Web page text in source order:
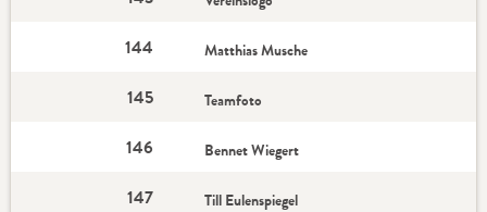
144 Matthias Musche
145 Teamfoto
146 Bennet Wiegert
147 Till Eulenspiegel